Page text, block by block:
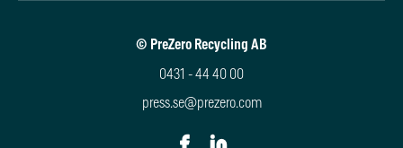
© PreZero Recycling AB
0431 - 44 40 00
press.se@prezero.com